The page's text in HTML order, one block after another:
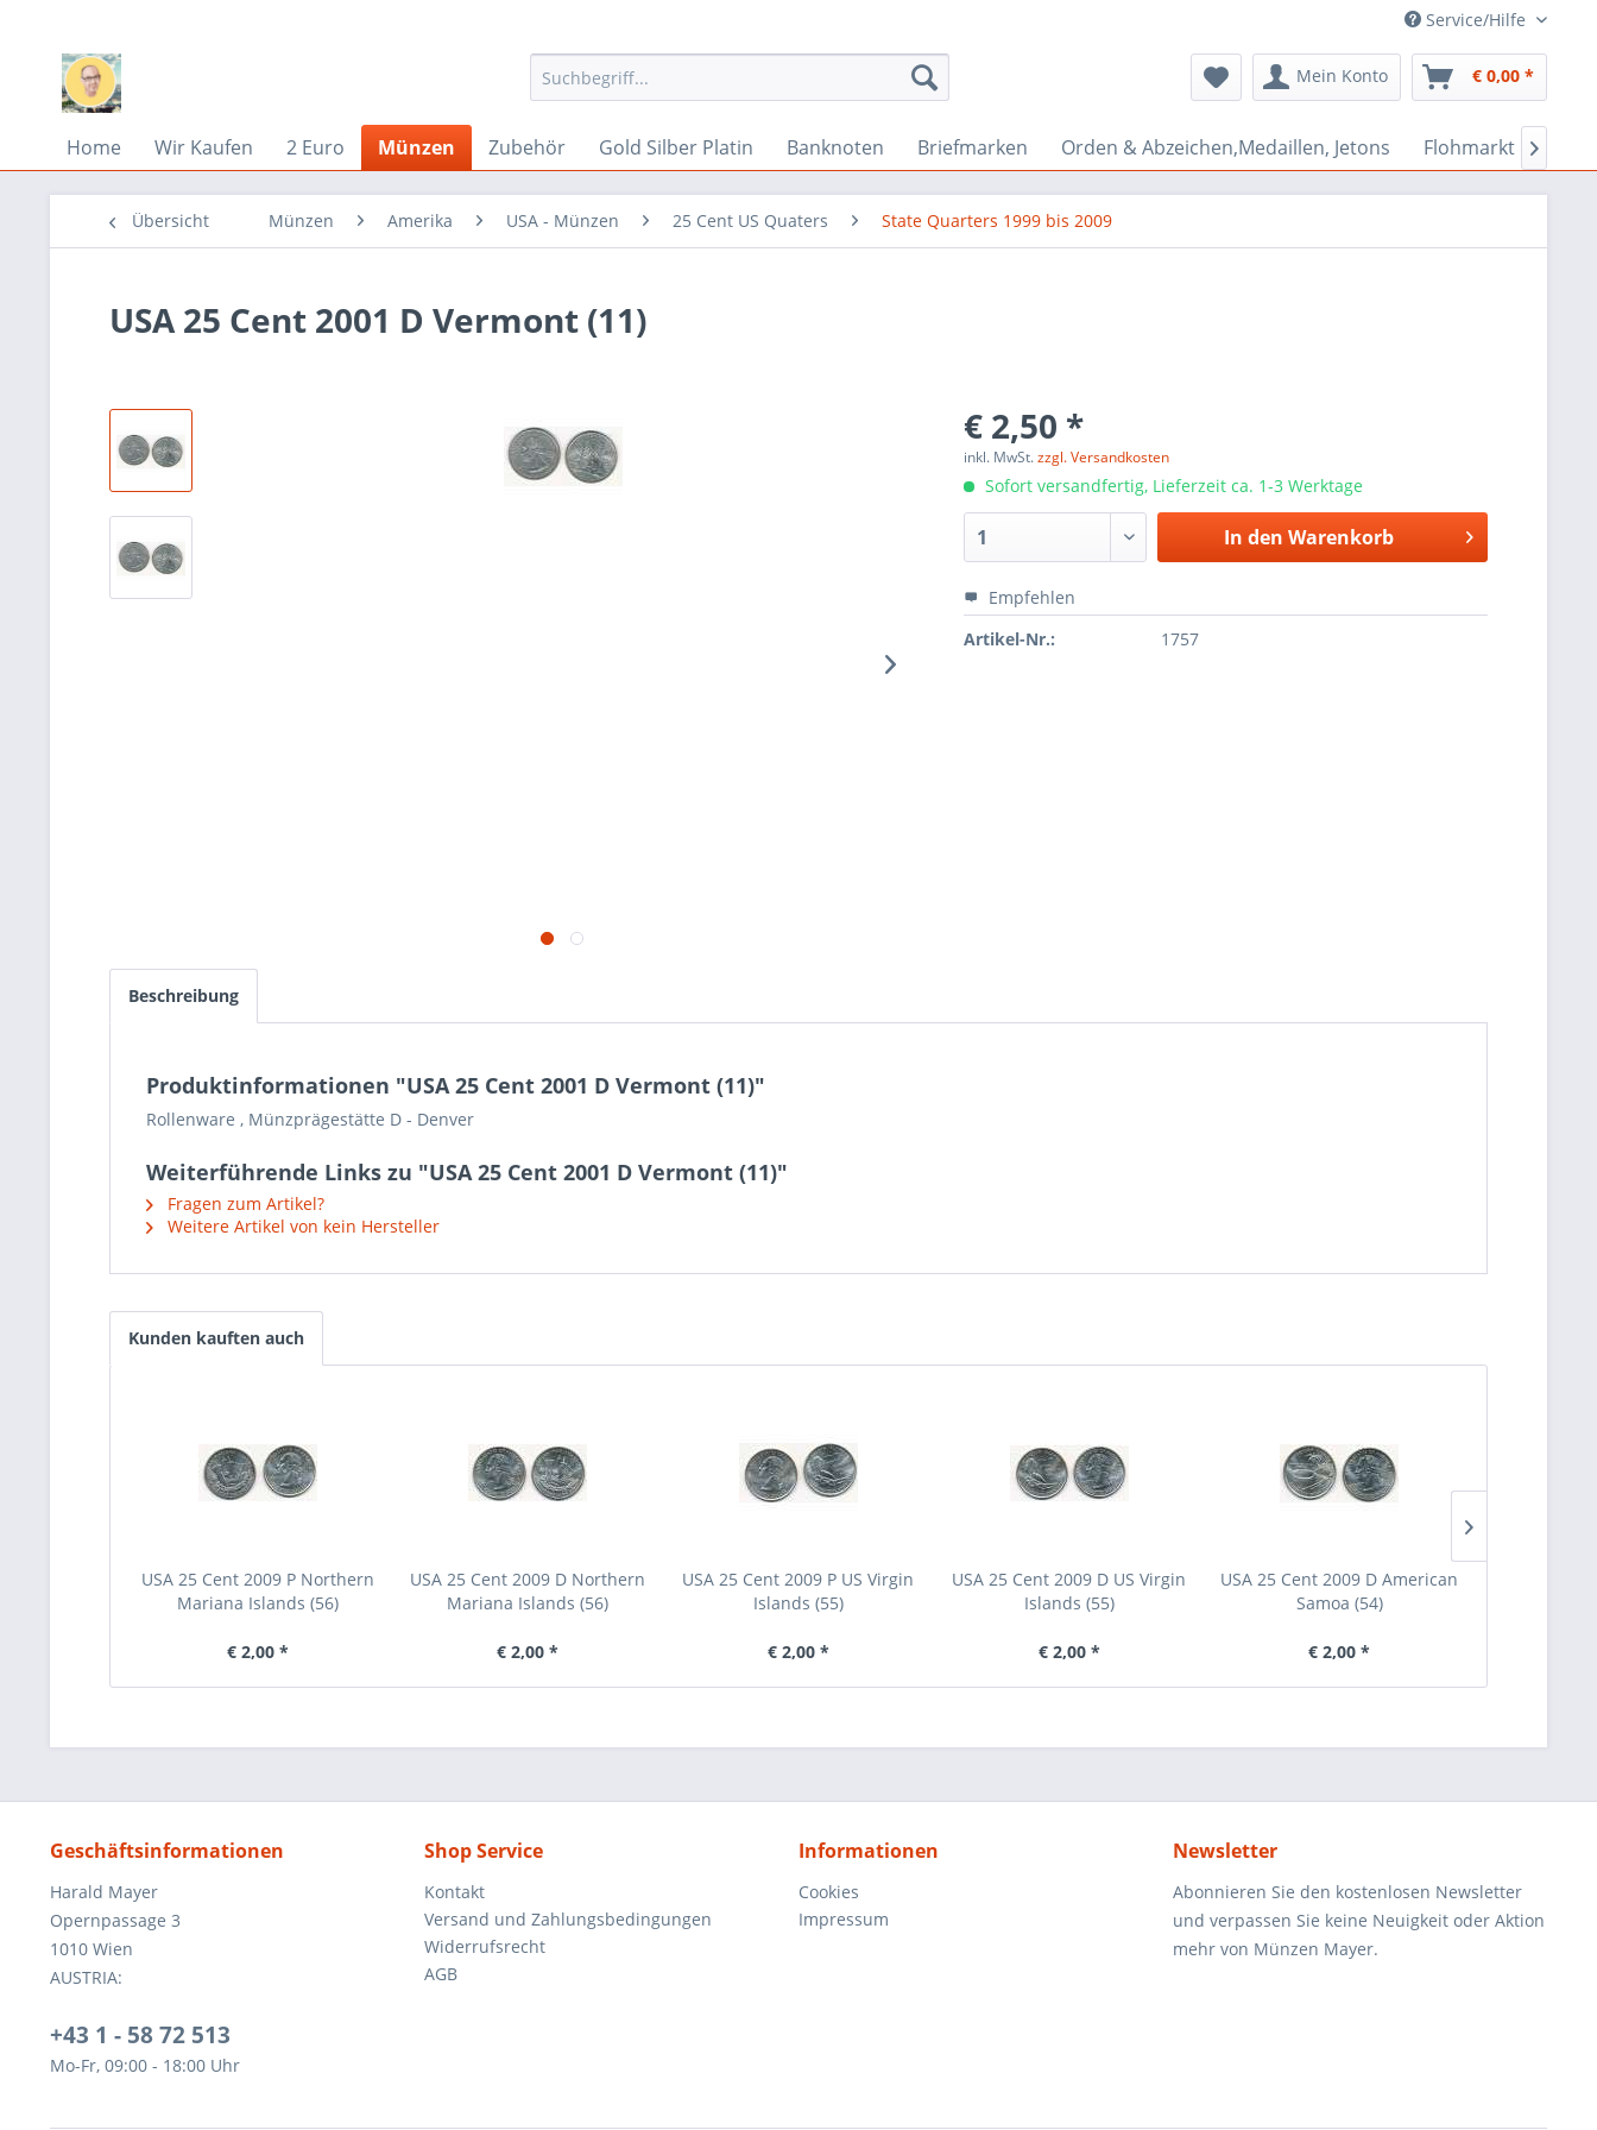
Service/Hilfe
Mein Konto € 0,00 *
Home Wir Kaufen 2 Euro Münzen Zubehör Gold Silber Platin Banknoten Briefmarken Orden & Abzeichen,Medaillen, Jetons Flohmarkt Bazar

Übersicht Münzen Amerika USA - Münzen 25 Cent US Quaters State Quarters 1999 bis 2009
USA 25 Cent 2001 D Vermont (11)
€ 2,50 *
inkl. MwSt.zzgl. Versandkosten
Sofort versandfertig, Lieferzeit ca. 1-3 Werktage
In den Warenkorb
Empfehlen
Artikel-Nr.:
1757
Beschreibung
Produktinformationen "USA 25 Cent 2001 D Vermont (11)"
Rollenware , Münzprägestätte D - Denver
Weiterführende Links zu "USA 25 Cent 2001 D Vermont (11)"
Fragen zum Artikel?
Weitere Artikel von kein Hersteller
Kunden kauften auch
USA 25 Cent 2009 P Northern
Mariana Islands (56)
€ 2,00 *
USA 25 Cent 2009 D Northern
Mariana Islands (56)
€ 2,00 *
USA 25 Cent 2009 P US Virgin
Islands (55)
€ 2,00 *
USA 25 Cent 2009 D US Virgin
Islands (55)
€ 2,00 *
USA 25 Cent 2009 D American
Samoa (54)
€ 2,00 *
Geschäftsinformationen
Harald Mayer
Opernpassage 3
1010 Wien
AUSTRIA:
+43 1 - 58 72 513
Mo-Fr, 09:00 - 18:00 Uhr
Shop Service
Kontakt
Versand und Zahlungsbedingungen
Widerrufsrecht
AGB
Informationen
Cookies
Impressum
Newsletter
Abonnieren Sie den kostenlosen Newsletter
und verpassen Sie keine Neuigkeit oder Aktion
mehr von Münzen Mayer.